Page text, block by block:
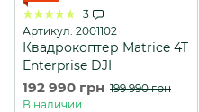
3
Артикул: 2001102
Квадрокоптер Matrice 4T
Enterprise DJI
192 990 грн 199 990 грн
В наличии